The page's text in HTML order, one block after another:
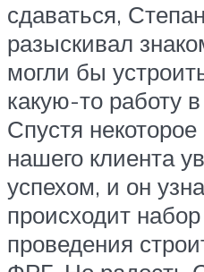
сдаваться,
разыскивал
могли бы
какую-то работу
Спустя
нашего клиента
успехом, и он
происходит
проведения